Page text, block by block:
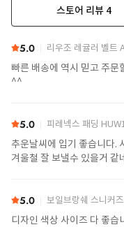
스토어 리뷰 4
5.0 리우조 레귤러 벨트
빠른 배송에 역시 믿고 주문
^^
5.0 피레넥스 패딩
추운날씨에 입기 좋습니다.
겨울철 잘 보낼수 있을거 같
5.0 보일브랑쉐 스니커
디자인 색상 사이즈 다 좋습